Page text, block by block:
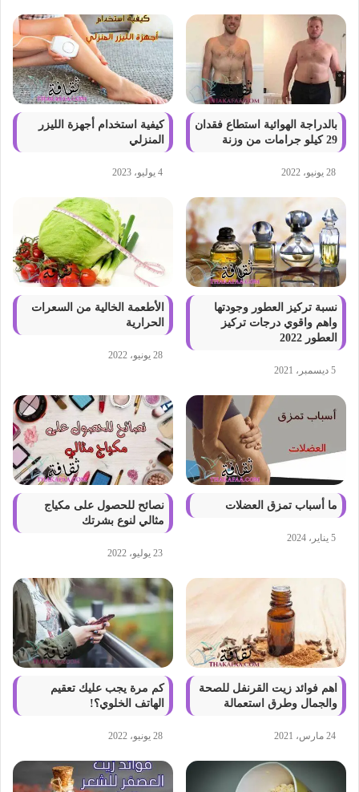
بالدراجة الهوائية استطاع فقدان
29 كيلو جرامات من وزنة
28 يونيو، 2022
كيفية استخدام أجهزة الليزر
المنزلي
4 يوليو، 2023
نسبة تركيز العطور وجودتها
واهم واقوي درجات تركيز
العطور 2022
5 ديسمبر، 2021
الأطعمة الخالية من السعرات
الحرارية
28 يونيو، 2022
ما أسباب تمزق العضلات
5 يناير، 2024
نصائح للحصول على مكياج
مثالي لنوع بشرتك
23 يوليو، 2022
اهم فوائد زيت القرنفل للصحة
والجمال وطرق استعمالة
24 مارس، 2021
كم مرة يجب عليك تعقيم
الهاتف الخلوي؟!
28 يونيو، 2022